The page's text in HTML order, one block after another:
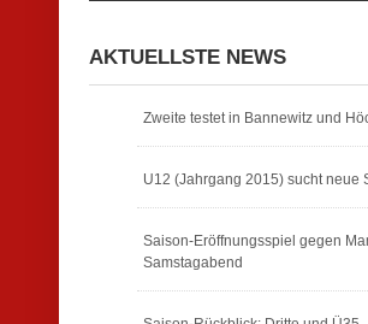
AKTUELLSTE NEWS
Zweite testet in Bannewitz und
U12 (Jahrgang 2015) sucht neue
Saison-Eröffnungsspiel gegen
Samstagabend